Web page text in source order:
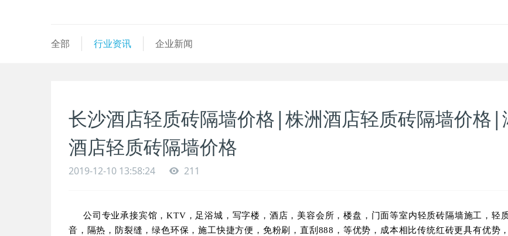
全部 行业资讯 企业新闻
长沙酒店轻质砖隔墙价格|株洲酒店轻质砖隔墙价格|
酒店轻质砖隔墙价格
2019-12-10 13:58:24 211
公司专业承接宾馆，KTV，足浴城，写字楼，酒店，美容会所，楼盘，门面等室内轻质砖隔墙施工，轻
音，隔热，防裂缝，绿色环保，施工快捷方便，免粉刷，直刮888，等优势，成本相比传统红砖更具有优势